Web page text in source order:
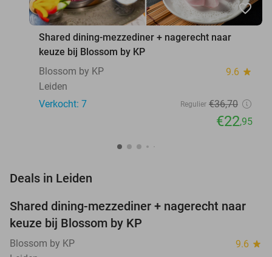
favorite_border
Shared dining-mezzediner + nagerecht naar
keuze bij Blossom by KP
Blossom by KP
9.6 star
Leiden
Verkocht: 7
Regulier €36,70
€22,95
Deals in Leiden
37%
TODAY
Shared dining-mezzediner + nagerecht naar
keuze bij Blossom by KP
Blossom by KP 9.6 star